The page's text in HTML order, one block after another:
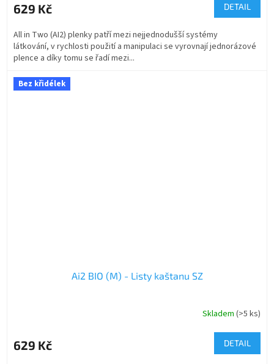
629 Kč DETAIL
All in Two (AI2) plenky patří mezi nejjednodušší systémy
látkování, v rychlosti použití a manipulaci se vyrovnají jednorázové
plence a díky tomu se řadí mezi...
Bez křidélek
Ai2 BIO (M) - Listy kaštanu SZ
Skladem (>5 ks)
629 Kč DETAIL